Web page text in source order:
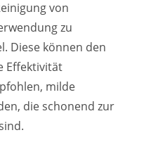
von
zu
Diese können den
Effektivität
milde
die schonend zur